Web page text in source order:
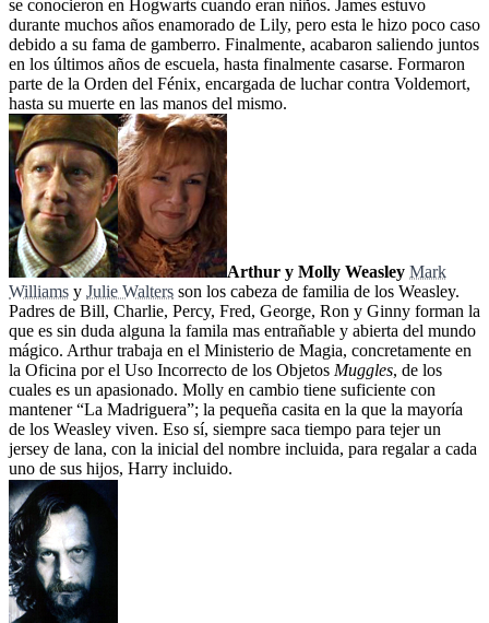
se conocieron en Hogwarts cuando eran niños. James estuvo
durante muchos años enamorado de Lily, pero esta le hizo poco caso
debido a su fama de gamberro. Finalmente, acabaron saliendo juntos
en los últimos años de escuela, hasta finalmente casarse. Formaron
parte de la Orden del Fénix, encargada de luchar contra Voldemort,
hasta su muerte en las manos del mismo.
Arthur y Molly Weasley Mark
Williams y Julie Walters son los cabeza de familia de los Weasley.
Padres de Bill, Charlie, Percy, Fred, George, Ron y Ginny forman la
que es sin duda alguna la famila mas entrañable y abierta del mundo
mágico. Arthur trabaja en el Ministerio de Magia, concretamente en
la Oficina por el Uso Incorrecto de los Objetos Muggles, de los
cuales es un apasionado. Molly en cambio tiene suficiente con
mantener “La Madriguera”; la pequeña casita en la que la mayoría
de los Weasley viven. Eso sí, siempre saca tiempo para tejer un
jersey de lana, con la inicial del nombre incluida, para regalar a cada
uno de sus hijos, Harry incluido.